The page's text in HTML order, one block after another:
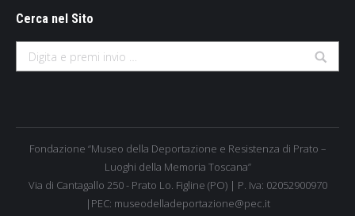
Cerca nel Sito
Search:
Fondazione “Museo della Deportazione e Resistenza di Prato –
Luoghi della Memoria Toscana”
Via di Cantagallo 250 - Prato Lo. Figline (PO) | P. Iva: 02052900970
|PEC: museodelladeportazione@pec.it